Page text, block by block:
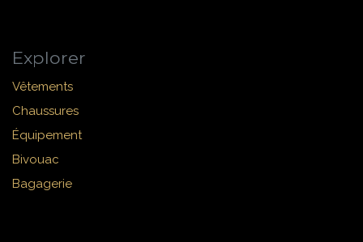
Explorer
Vêtements
Chaussures
Équipement
Bivouac
Bagagerie